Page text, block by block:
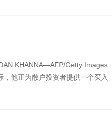
KHANNA—AFP/Getty Images
他正为散户投资者提供一个买入